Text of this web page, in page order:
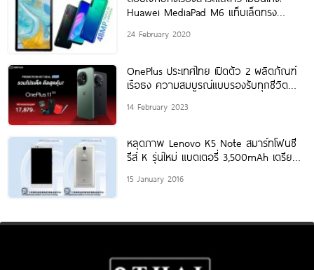
Huawei MediaPad M6 แท็บเล็ตทรง
Huawei
24 February 2020
OnePlus ประเทศไทย เปิดตัว 2 ผลิตภัณฑ์
เรือธง ความสมบูรณ์แบบรองรับทุกชีวิต
5G”
14 February 2023
หลุดภาพ Lenovo K5 Note สมาร์ทโฟนซี
รีส์ K รุ่นใหม่ แบตเตอรี่ 3,500mAh เตรียม
15 January 2016